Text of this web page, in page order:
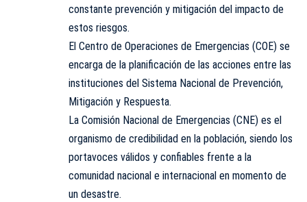
constante prevención y mitigación del impacto de
estos riesgos.
El Centro de Operaciones de Emergencias (COE) se
encarga de la planificación de las acciones entre las
instituciones del Sistema Nacional de Prevención,
Mitigación y Respuesta.
La Comisión Nacional de Emergencias (CNE) es el
organismo de credibilidad en la población, siendo los
portavoces válidos y confiables frente a la
comunidad nacional e internacional en momento de
un desastre.